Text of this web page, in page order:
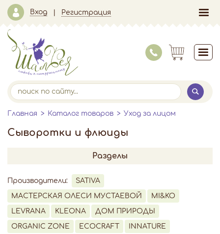
Вход Регистрация
Главная Каталог товаров Уход за лицом
Сыворотки и флюиды
Разделы
Производители: SATIVA
МАСТЕРСКАЯ ОЛЕСИ МУСТАЕВОЙ MI&KO
LEVRANA KLEONA ДОМ ПРИРОДЫ
ORGANIC ZONE ECOCRAFT INNATURE